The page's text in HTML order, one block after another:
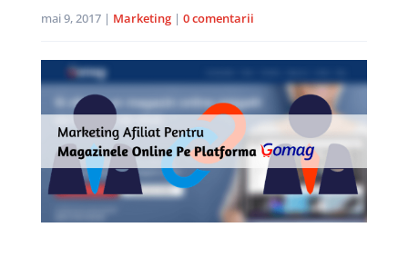
mai 9, 2017| Marketing| 0 comentarii